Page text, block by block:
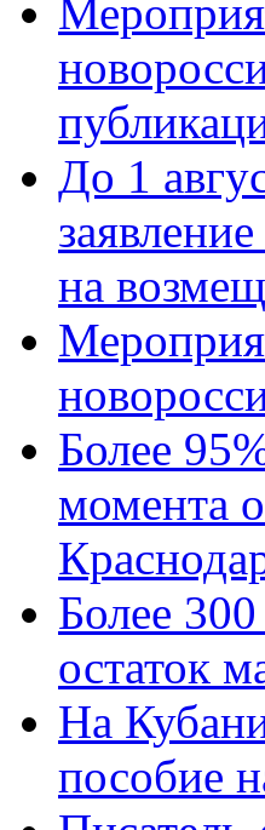
До 1
на
Более
момента
Более
остаток
На
пособие